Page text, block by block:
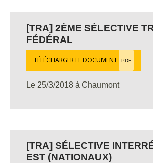
[TRA] 2ÈME SÉLECTIVE
FÉDÉRAL
TÉLÉCHARGER LE DOCUMENT PDF
Le 25/3/2018 à Chaumont
[TRA] SÉLECTIVE
EST (NATIONAUX)